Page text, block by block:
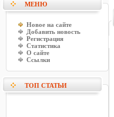
МЕНЮ
Новое на сайте
Добавить новость
Регистрация
Статистика
О сайте
Ссылки
ТОП СТАТЬИ